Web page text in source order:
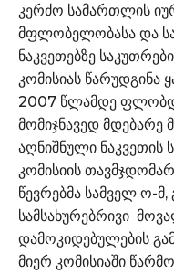
კერძო სამართლის
მფლობელობასა და
ნაკვეთებზე
კომისიას წარუდგინა
2007 წლამდე
მომიჯნავედ მდებარე
აღნიშნული ნაკვეთის
კომისიის
წევრებმა სამველ ო-მ,
სამსახურებრივი
დამოკიდებულების
მიერ კომისიაში